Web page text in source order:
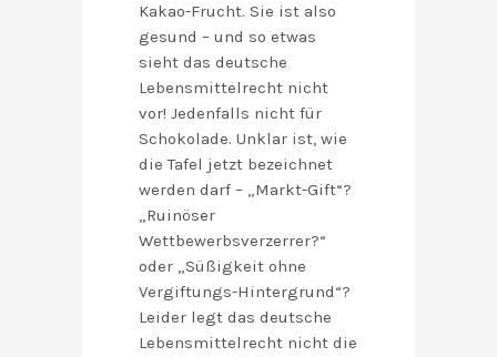
Kakao-Frucht. Sie ist also
gesund – und so etwas
sieht das deutsche
Lebensmittelrecht nicht
vor! Jedenfalls nicht für
Schokolade. Unklar ist, wie
die Tafel jetzt bezeichnet
werden darf – „Markt-Gift“?
„Ruinöser
Wettbewerbsverzerrer?“
oder „Süßigkeit ohne
Vergiftungs-Hintergrund“?
Leider legt das deutsche
Lebensmittelrecht nicht die